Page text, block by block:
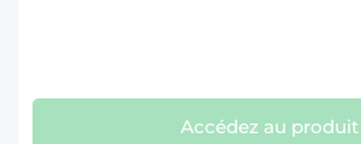
Accédez au produit